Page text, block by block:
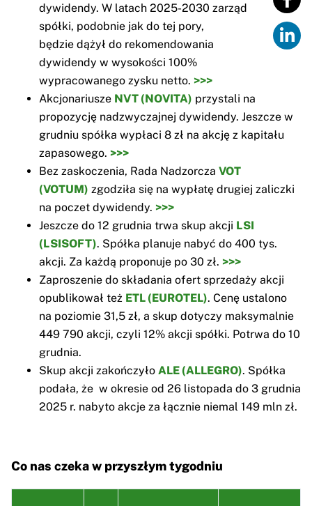
dywidendy. W latach 2025-2030 zarząd
spółki, podobnie jak do tej pory,
będzie dążył do rekomendowania
dywidendy w wysokości 100%
wypracowanego zysku netto. >>>
Akcjonariusze NVT (NOVITA) przystali na
propozycję nadzwyczajnej dywidendy. Jeszcze w
grudniu spółka wypłaci 8 zł na akcję z kapitału
zapasowego. >>>
Bez zaskoczenia, Rada Nadzorcza VOT
(VOTUM) zgodziła się na wypłatę drugiej zaliczki
na poczet dywidendy. >>>
Jeszcze do 12 grudnia trwa skup akcji LSI
(LSISOFT). Spółka planuje nabyć do 400 tys.
akcji. Za każdą proponuje po 30 zł. >>>
Zaproszenie do składania ofert sprzedaży akcji
opublikował też ETL (EUROTEL). Cenę ustalono
na poziomie 31,5 zł, a skup dotyczy maksymalnie
449 790 akcji, czyli 12% akcji spółki. Potrwa do 10
grudnia.
Skup akcji zakończyło ALE (ALLEGRO). Spółka
podała, że w okresie od 26 listopada do 3 grudnia
2025 r. nabyto akcje za łącznie niemal 149 mln zł.
Co nas czeka w przyszłym tygodniu